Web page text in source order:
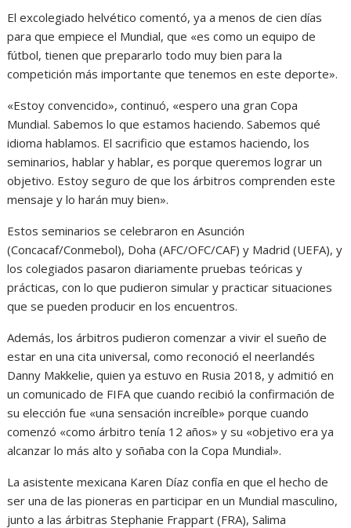
El excolegiado helvético comentó, ya a menos de cien días
para que empiece el Mundial, que «es como un equipo de
fútbol, tienen que prepararlo todo muy bien para la
competición más importante que tenemos en este deporte».
«Estoy convencido», continuó, «espero una gran Copa
Mundial. Sabemos lo que estamos haciendo. Sabemos qué
idioma hablamos. El sacrificio que estamos haciendo, los
seminarios, hablar y hablar, es porque queremos lograr un
objetivo. Estoy seguro de que los árbitros comprenden este
mensaje y lo harán muy bien».
Estos seminarios se celebraron en Asunción
(Concacaf/Conmebol), Doha (AFC/OFC/CAF) y Madrid (UEFA), y
los colegiados pasaron diariamente pruebas teóricas y
prácticas, con lo que pudieron simular y practicar situaciones
que se pueden producir en los encuentros.
Además, los árbitros pudieron comenzar a vivir el sueño de
estar en una cita universal, como reconoció el neerlandés
Danny Makkelie, quien ya estuvo en Rusia 2018, y admitió en
un comunicado de FIFA que cuando recibió la confirmación de
su elección fue «una sensación increíble» porque cuando
comenzó «como árbitro tenía 12 años» y su «objetivo era ya
alcanzar lo más alto y soñaba con la Copa Mundial».
La asistente mexicana Karen Díaz confía en que el hecho de
ser una de las pioneras en participar en un Mundial masculino,
junto a las árbitras Stephanie Frappart (FRA), Salima